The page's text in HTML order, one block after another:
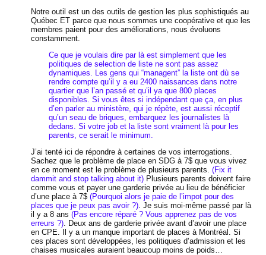
Notre outil est un des outils de gestion les plus sophistiqués au
Québec ET parce que nous sommes une coopérative et que les
membres paient pour des améliorations, nous évoluons
constamment.
Ce que je voulais dire par là est simplement que les
politiques de selection de liste ne sont pas assez
dynamiques. Les gens qui “managent” la liste ont dù se
rendre compte qu’il y a eu 2400 naissances dans notre
quartier que l’an passé et qu’il ya que 800 places
disponibles. Si vous êtes si indépendant que ça, en plus
d’en parler au ministère, qui je répète, est aussi réceptif
qu’un seau de briques, embarquez les journalistes là
dedans. Si votre job et la liste sont vraiment là pour les
parents, ce serait le minimum.
J’ai tenté ici de répondre à certaines de vos interrogations.
Sachez que le problème de place en SDG à 7$ que vous vivez
en ce moment est le problème de plusieurs parents. (Fix it
dammit and stop talking about it) Plusieurs parents doivent faire
comme vous et payer une garderie privée au lieu de bénéficier
d’une place à 7$ (Pourquoi alors je paie de l’impot pour des
places que je peux pas avoir ?). Je suis moi-même passé par là
il y a 8 ans (Pas encore réparé ? Vous apprenez pas de vos
erreurs ?). Deux ans de garderie privée avant d’avoir une place
en CPE. Il y a un manque important de places à Montréal. Si
ces places sont développées, les politiques d’admission et les
chaises musicales auraient beaucoup moins de poids…